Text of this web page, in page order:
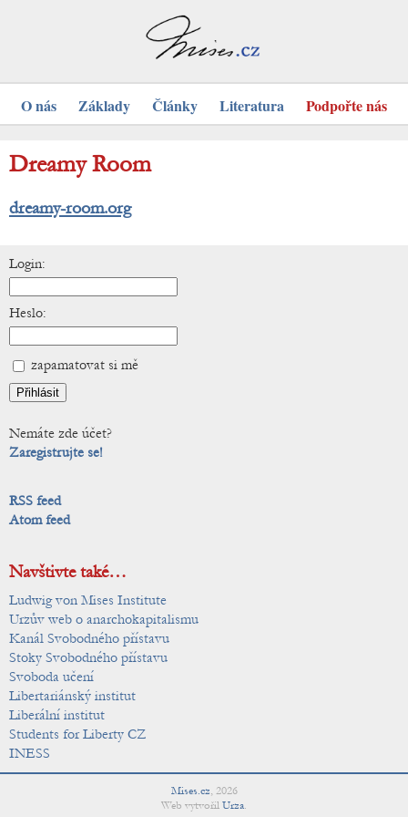
O nás Základy Články Literatura Podpořte nás
Dreamy Room
dreamy-room.org
Login:
Heslo:
zapamatovat si mě
Nemáte zde účet?
Zaregistrujte se!
RSS feed
Atom feed
Navštivte také…
Ludwig von Mises Institute
Urzův web o anarchokapitalismu
Kanál Svobodného přístavu
Stoky Svobodného přístavu
Svoboda učení
Libertariánský institut
Liberální institut
Students for Liberty CZ
INESS
Mises.cz, 2026
Web vytvořil Urza.